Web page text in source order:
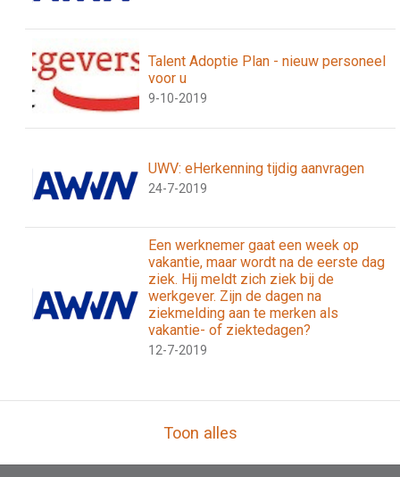
Talent Adoptie Plan - nieuw personeel
voor u
9-10-2019
UWV: eHerkenning tijdig aanvragen
24-7-2019
Een werknemer gaat een week op
vakantie, maar wordt na de eerste dag
ziek. Hij meldt zich ziek bij de
werkgever. Zijn de dagen na
ziekmelding aan te merken als
vakantie- of ziektedagen?
12-7-2019
Toon alles